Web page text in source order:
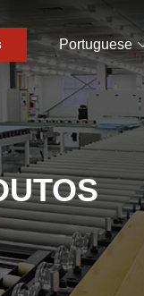
Portuguese